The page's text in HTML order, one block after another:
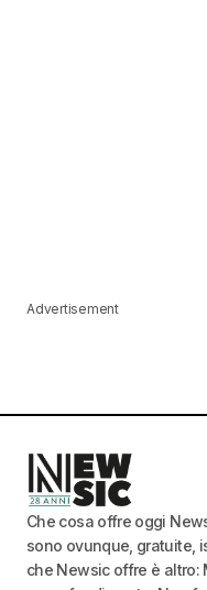
Advertisement
Che cosa offre oggi
sono ovunque, gratuite,
che Newsic offre è altro: